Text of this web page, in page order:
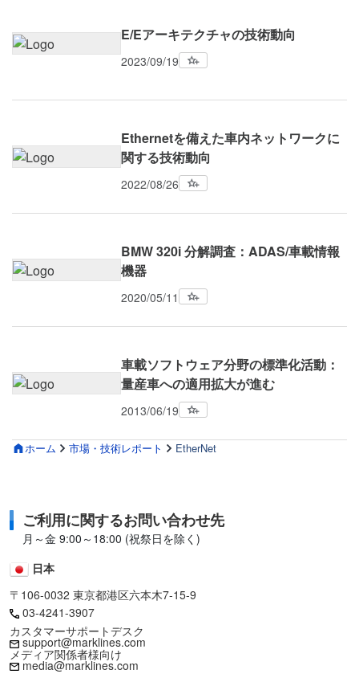
ホーム 市場・技術レポート EtherNet
E/Eアーキテクチャの技術動向
2023/09/19
Ethernetを備えた車内ネットワークに
関する技術動向
2022/08/26
BMW 320i 分解調査：ADAS/車載情報
機器
2020/05/11
車載ソフトウェア分野の標準化活動：
量産車への適用拡大が進む
2013/06/19
ご利用に関するお問い合わせ先
月～金 9:00～18:00 (祝祭日を除く)
日本
〒106-0032 東京都港区六本木7-15-9
03-4241-3907
カスタマーサポートデスク
support@marklines.com
メディア関係者様向け
media@marklines.com